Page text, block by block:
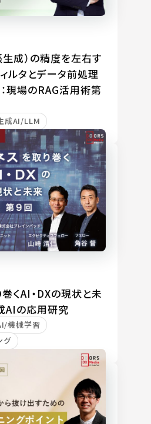
成）の精度を左右す
ルタとデータ前処理
現場のRAG活用術第
成AI/LLM
くAI・DXの現状と未
AIの応用研究
機械学習
グ